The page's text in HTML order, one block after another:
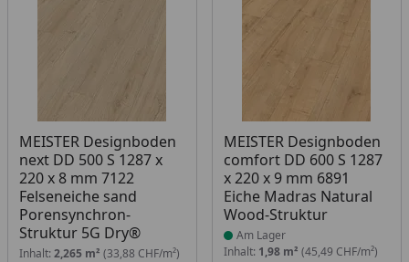
MEISTER Designboden
next DD 500 S 1287 x
220 x 8 mm 7122
Felseneiche sand
Porensynchron-
Struktur 5G Dry®
Inhalt: 2,265 m² (33,88 CHF/m²)
MEISTER Designboden
comfort DD 600 S 1287
x 220 x 9 mm 6891
Eiche Madras Natural
Wood-Struktur
Produkt am Lager
Am Lager
Inhalt: 1,98 m² (45,49 CHF/m²)